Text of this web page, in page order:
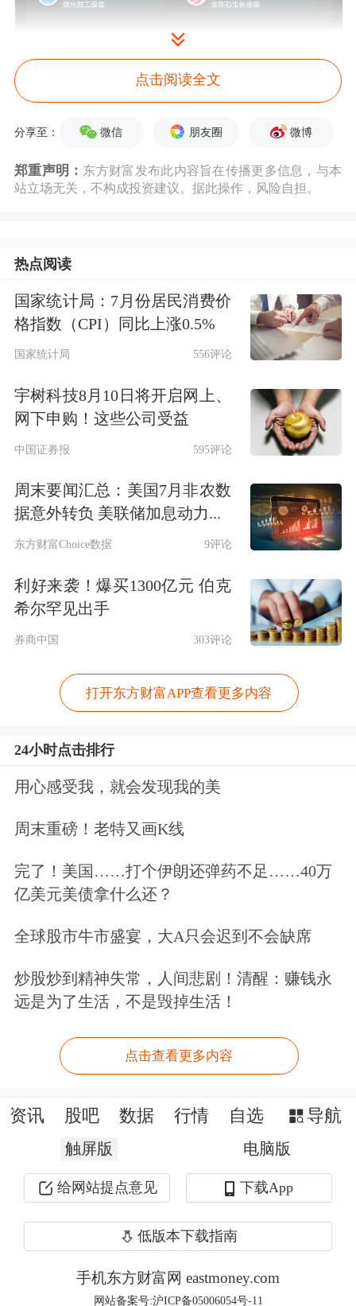
周三(12月3日)， 培育钻石
概念股逆势大
惠丰钻石涨超10%， 黄河旋风涨停，
消息方面，由郑州市人民政府指导，郑
州市工信局、郑州高新区管委会、郑州
职业技术学院联合主办，河南省中原珠
宝创新研究院承办的2025培育钻石产业
大会将于12月5日至6日在郑州高新假日
酒店举办。
国际碳材料大会暨产业展览会也将于
2025年12月9—11日在上海新国际博览
中心举办。官网显示，本届大会预计吸
引50000+专业观众，1000+行业CEO，
2000+终端用户参与。
据介绍，第九届国际碳材料大会暨产业
展览会将围绕半导体、新能源、高端装
备等战略新兴和未来产业，展示宽禁带
半导体、超精密加工工具、
零部件、碳陶制动盘、光伏热场、电
复合材料、碳 / 碳复合材料、石墨超硬
石墨基材料、活性炭、培育钻石等产
品、制造设备和仪器。
追捧的原因，在于其高热导率、高硬度
体、
航天航空、量子计算等领域的需求
越来越强劲。
开源证券分析师诸海滨在最新研报中明
确表示，中国超硬材料行业已全球领
先，未来将向高端化、精品化发展。
点击阅读全文
分享至： 微信 朋友圈 微博
郑重声明： 东方财富发布此内容旨在传播更多信息，与本
站立场无关，不构成投资建议。据此操作，风险自担。
热点阅读
国家统计局：7月份居民消费价
格指数（CPI）同比上涨0.5%
国家统计局 556评论
宇树科技8月10日将开启网上、
网下申购！这些公司受益
中国证券报 595评论
周末要闻汇总：美国7月非农数
据意外转负 美联储加息动力...
东方财富Choice数据 9评论
利好来袭！爆买1300亿元 伯克
希尔罕见出手
券商中国 303评论
打开东方财富APP查看更多内容
24小时点击排行
用心感受我，就会发现我的美
周末重磅！老特又画K线
完了！美国……打个伊朗还弹药不足……40万
亿美元美债拿什么还？
全球股市牛市盛宴，大A只会迟到不会缺席
炒股炒到精神失常，人间悲剧！清醒：赚钱永
远是为了生活，不是毁掉生活！
点击查看更多内容
资讯 股吧 数据 行情 自选 导航
触屏版 电脑版
给网站提点意见 下载App
低版本下载指南
手机东方财富网 eastmoney.com
网站备案号:沪ICP备05006054号-11